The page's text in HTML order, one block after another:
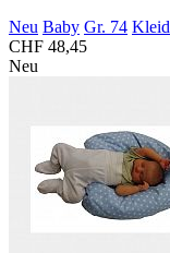
Neu Baby Gr. 74 Kleid
CHF 48,45
Neu